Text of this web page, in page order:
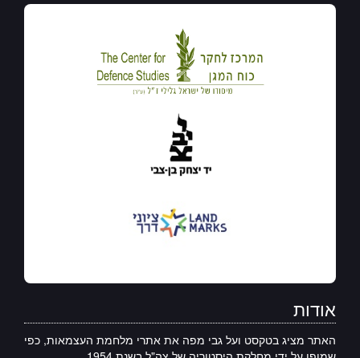
אודות
האתר מציג בטקסט ועל גבי מפה את אתרי מלחמת העצמאות, כפי